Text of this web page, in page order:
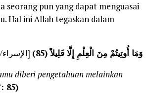
seorang pun yang dapat menguasai
Hal ini Allah tegaskan dalam
وَمَا أُوتِيتُمْ مِنَ الْعِلْمِ إِلَّا قَلِيلاً (85)
[الإسراء/85]
diberi pengetahuan melainkan
85)